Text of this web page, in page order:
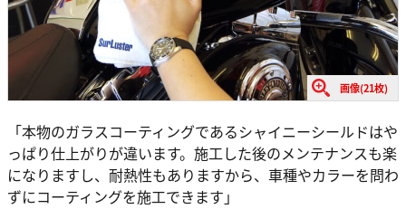
画像(21枚)
「本物のガラスコーティングであるシャイニーシールドはや
っぱり仕上がりが違います。施工した後のメンテナンスも楽
になりますし、耐熱性もありますから、車種やカラーを問わ
ずにコーティングを施工できます」